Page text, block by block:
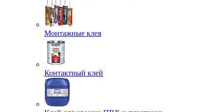
Монтажные клея
Контактный клей